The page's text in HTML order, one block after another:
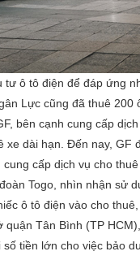
ô tô điện để đáp ứng
Lực cũng đã thuê
bên cạnh cung cấp
xe dài hạn. Đến nay,
cấp dịch vụ cho
Togo, nhìn nhận sử
ô tô điện vào cho
Tân Bình (TP
tiền lớn cho việc bảo